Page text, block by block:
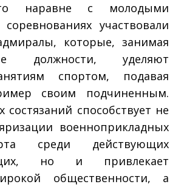
наравне с молодыми
участвовали
которые, занимая
должности, уделяют
спортом, подавая
своим подчиненным.
способствует не
военно­прикладных
среди действующих
но и привлекает
общественности, а